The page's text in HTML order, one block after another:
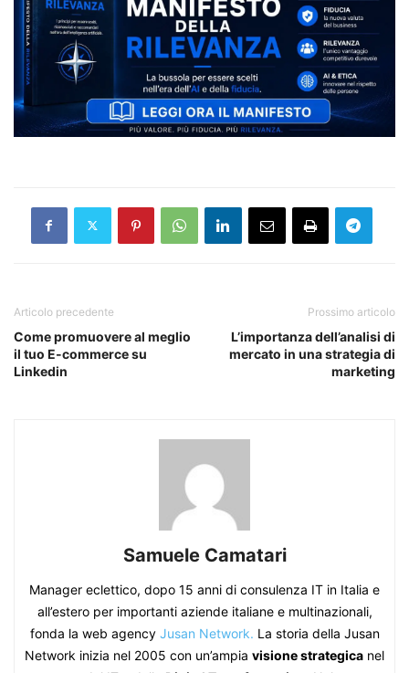
Articolo precedente
Come promuovere al meglio
il tuo E-commerce su
Linkedin
Prossimo articolo
L’importanza dell’analisi di
mercato in una strategia di
marketing
Samuele Camatari
Manager eclettico, dopo 15 anni di consulenza IT in Italia e
all’estero per importanti aziende italiane e multinazionali,
fonda la web agency Jusan Network. La storia della Jusan
Network inizia nel 2005 con un’ampia visione strategica nel